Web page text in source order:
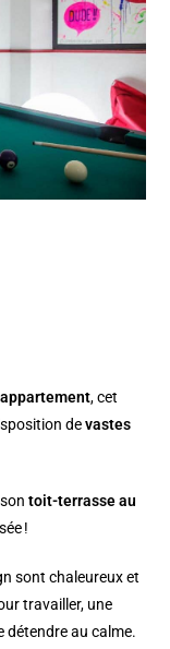
, cet
devastes
sontoit-terrasse au
!
sont chaleureux et
travailler, une
détendre au calme.